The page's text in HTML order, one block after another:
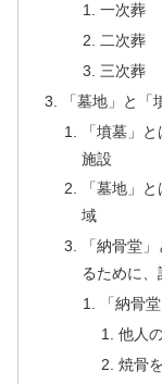
一次葬
二次葬
三次葬
「墓地」と「
「墳墓」
施設
「墓地」
域
「納骨堂
るために
「納骨
他人
焼骨